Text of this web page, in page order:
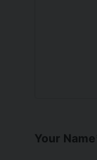
Your Name